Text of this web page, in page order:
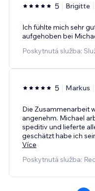
5 Brigitte
Ich fühlte mich sehr
aufgehoben bei
Poskytnutá služba:
5 Markus
Die Zusammenarbeit
angenehm. Michael
speditiv und lieferte
geschätzt habe ich
Více
Poskytnutá služba: